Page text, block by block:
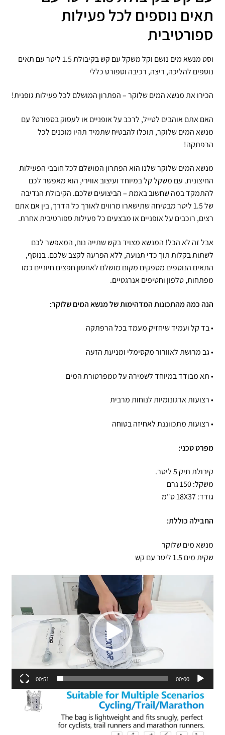
תאים נוספים לכל פעילות
ספורטיבית
וסט מנשא מים נושם וקל משקל עם קש בקיבולת 1.5 ליטר עם תאים
נוספים להליכה, ריצה, רכיבה וספורט כללי
הכירו את מנשא המים שלוקר – הפתרון המושלם לכל פעילות גופנית!
האם אתם אוהבים לטייל, לרכב על אופניים או לעסוק בספורט? עם
מנשא המים שלוקר, תוכלו להבטיח שתמיד תהיו מוכנים לכל
הרפתקה!
מנשא המים שלוקר שלנו הוא הפתרון המושלם לכל חובבי הפעילות
החיצונית. עם משקל קל במיוחד ועיצוב אווירי, הוא מאפשר לכם
להתמקד במה שחשוב באמת – הביצועים שלכם. הקיבולת הנדיבה
של 1.5 ליטר מבטיחה שתישארו מרווים לאורך כל הדרך, בין אם אתם
רצים, רוכבים על אופניים או מבצעים כל פעילות ספורטיבית אחרת.
אבל זה לא הכל! המנשא מצויד בקש שתייה נוח, המאפשר לכם
לשתות בקלות תוך כדי תנועה, ללא הפרעה לקצב שלכם. בנוסף,
התאים הנוספים מספקים מקום מושלם לאחסון חפצים חיוניים כמו
מפתחות, טלפון וחטיפים אנרגטיים.
הנה כמה מהתכונות המדהימות של מנשא המים שלוקר:
• בד קל ועמיד שיחזיק מעמד בכל הרפתקה
• גב מרושת לאוורור מקסימלי ומניעת הזעה
• תא מבודד במיוחד לשמירה על טמפרטורת המים
• רצועות ארגונומיות לנוחות מרבית
• רצועות מתכווננת לאחיזה בטוחה
מפרט טכני:
קיבולת תיק 5 ליטר.
משקל: 150 גרם
גודד: 18X37 ס"מ
החבילה כוללת:
מנשא מים שלוקר
שקית מים 1.5 ליטר עם קש
נגן
00:00
00:51